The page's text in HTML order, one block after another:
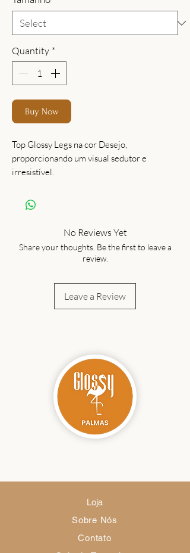
Quantity *
Buy Now
Top Glossy Legs na cor Desejo,
proporcionando um visual sedutor e
irresistível.
No Reviews Yet
Share your thoughts. Be the first to leave a
review.
Leave a Review
Loja
Sobre Nós
Contato